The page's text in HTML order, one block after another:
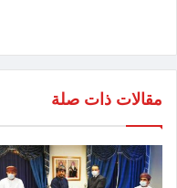
مقالات ذات صلة